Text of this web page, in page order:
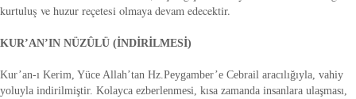
kurtuluş ve huzur reçetesi olmaya devam edecektir.
KUR’AN’IN NÜZÛLÜ (İNDİRİLMESİ)
Kur’an-ı Kerim, Yüce Allah’tan Hz.Peygamber’e Cebrail aracılığıyla, vahiy
yoluyla indirilmiştir. Kolayca ezberlenmesi, kısa zamanda insanlara ulaşması,